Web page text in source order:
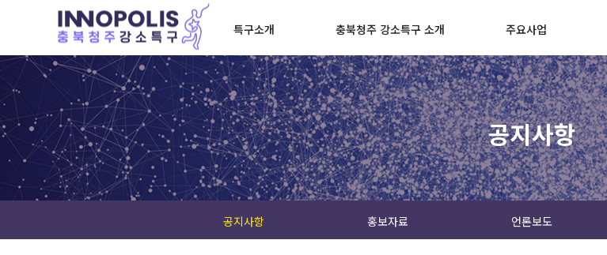
특구소개 충북청주 강소특구 소개 주요사업
공지사항
공지사항 홍보자료 언론보도